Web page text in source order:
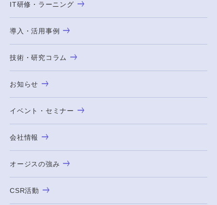
IT研修・ラーニング
導入・活用事例
技術・研究コラム
お知らせ
イベント・セミナー
会社情報
オージスの強み
CSR活動